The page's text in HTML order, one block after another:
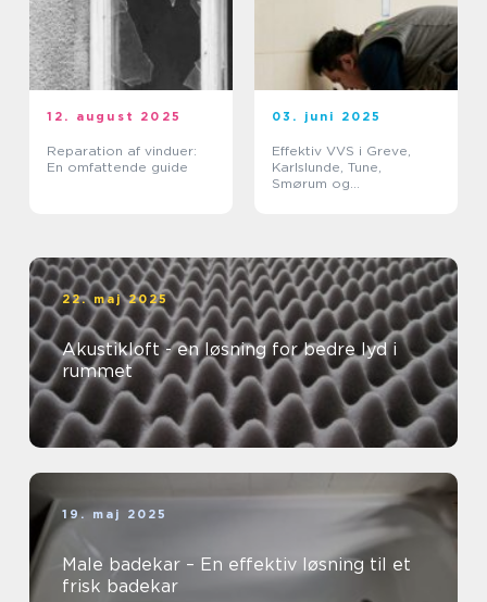
12. august 2025
Reparation af vinduer:
En omfattende guide
03. juni 2025
Effektiv VVS i Greve,
Karlslunde, Tune,
Smørum og
22. maj 2025
Akustikloft - en løsning for bedre lyd i
rummet
19. maj 2025
Male badekar – En effektiv løsning til et
frisk badekar